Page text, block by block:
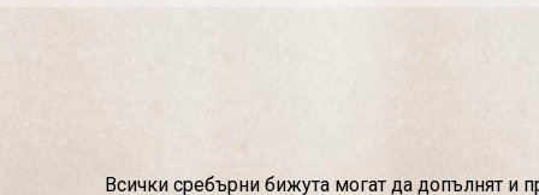
Всички сребърни бижута могат да допълнят и